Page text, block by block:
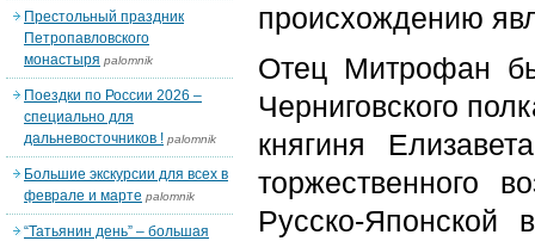
происхождению
Отец Митрофан
Черниговского
княгиня
торжественного
Русско-
Престольный праздник
Петропавловского
монастыря palomnik
Поездки по России 2026 –
специально для
дальневосточников ! palomnik
Большие экскурсии для всех в
феврале и марте palomnik
“Татьянин день” – большая